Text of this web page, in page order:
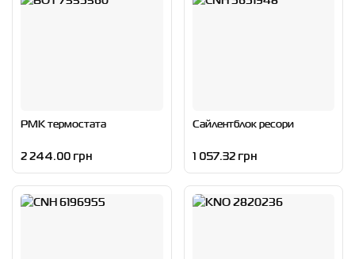
РМК термостата
2 244.00 грн
Сайлентблок ресори
1 057.32 грн